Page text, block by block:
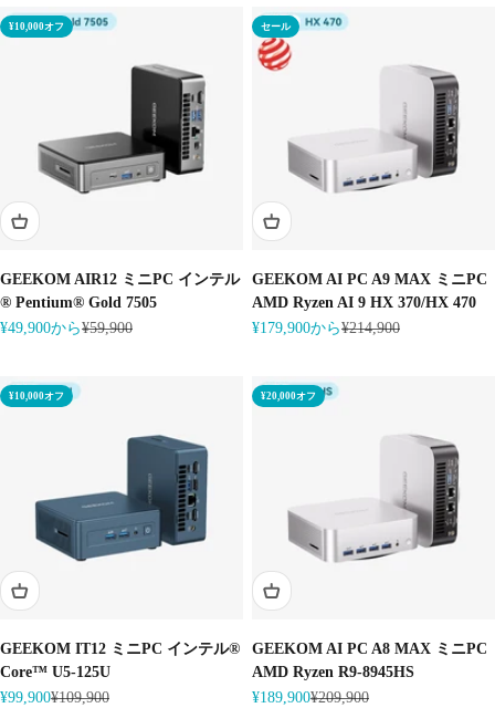
¥10,000オフ
GEEKOM AIR12 ミニPC インテル
® Pentium® Gold 7505
セール価格
¥49,900から通常価格
¥59,900
セール
GEEKOM AI PC A9 MAX ミニPC
AMD Ryzen AI 9 HX 370/HX 470
セール価格
¥179,900から通常価格
¥214,900
¥10,000オフ
GEEKOM IT12 ミニPC インテル®
Core™ U5-125U
セール価格
¥99,900通常価格
¥109,900
¥20,000オフ
GEEKOM AI PC A8 MAX ミニPC
AMD Ryzen R9-8945HS
セール価格
¥189,900通常価格
¥209,900